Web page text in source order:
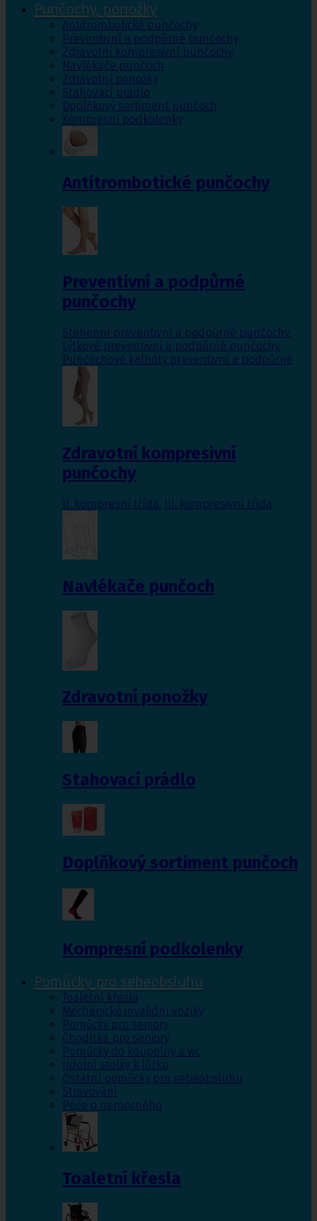
Punčochy, ponožky
Antitrombotické punčochy
Preventivní a podpůrné punčochy
Zdravotní kompresivní punčochy
Navlékače punčoch
Zdravotní ponožky
Stahovací prádlo
Doplňkový sortiment punčoch
Kompresní podkolenky
Antitrombotické punčochy
Preventivní a podpůrné
punčochy
Stehenní preventivní a podpůrné punčochy,
Lýtkové preventivní a podpůrné punčochy,
Punčochové kalhoty preventivní a podpůrné
Zdravotní kompresivní
punčochy
II. kompresní třída III. kompresivní třída
Navlékače punčoch
Zdravotní ponožky
Stahovací prádlo
Doplňkový sortiment punčoch
Kompresní podkolenky
Pomůcky pro sebeobsluhu
Toaletní křesla
Mechanické invalidní vozíky
Pomůcky pro seniory
Chodítka pro seniory
Pomůcky do koupelny a wc
Jídelní stolky k lůžku
Ostatní pomůcky pro sebeobsluhu
Stravování
Péče o nemocného
Toaletní křesla